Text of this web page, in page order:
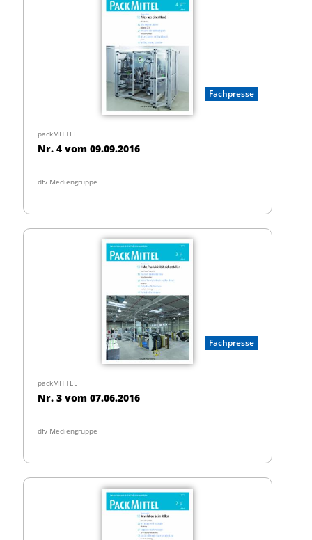
Fachpresse
packMITTEL
Nr. 4 vom 09.09.2016
dfv Mediengruppe
Fachpresse
packMITTEL
Nr. 3 vom 07.06.2016
dfv Mediengruppe